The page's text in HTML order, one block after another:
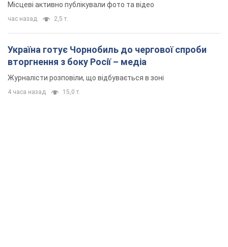
Місцеві активно публікували фото та відео
час назад 2,5 т.
Україна готує Чорнобиль до чергової спроби
вторгнення з боку Росії – медіа
Журналісти розповіли, що відбувається в зоні
4 часа назад 15,0 т.